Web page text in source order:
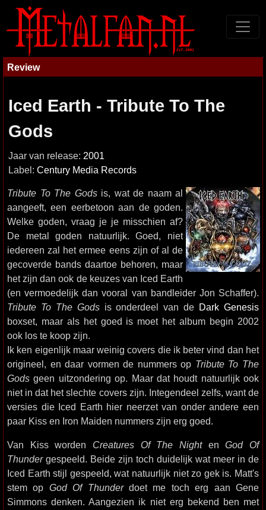
Review
Iced Earth - Tribute To The
Gods
Jaar van release: 2001
Label: Century Media Records
Tribute To The Godsis, wat de naam al
aangeeft, een eerbetoon aan de goden.
Welke goden, vraag je je misschien af?
De metal goden natuurlijk. Goed, niet
iedereen zal het ermee eens zijn of al de
gecoverde bands daartoe behoren, maar
het zijn dan ook de keuzes van Iced Earth
(en vermoedelijk dan vooral van bandleider Jon Schaffer).
Tribute To The Godsis onderdeel van de Dark Genesis
boxset, maar als het goed is moet het album begin 2002
ook los te koop zijn.
Ik ken eigenlijk maar weinig covers die ik beter vind dan het
origineel, en daar vormen de nummers op Tribute To The
Gods geen uitzondering op. Maar dat houdt natuurlijk ook
niet in dat het slechte covers zijn. Integendeel zelfs, want de
versies die Iced Earth hier neerzet van onder andere een
paar Kiss en Iron Maiden nummers zijn erg goed.
Van Kiss worden Creatures Of The NightenGod Of
Thundergespeeld. Beide zijn toch duidelijk wat meer in de
Iced Earth stijl gespeeld, wat natuurlijk niet zo gek is. Matt's
stem op God Of Thunderdoet me toch erg aan Gene
Simmons denken. Aangezien ik niet erg bekend ben met